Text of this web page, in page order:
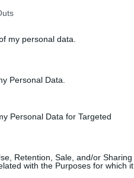
my personal data.
Personal Data.
Personal Data for Targeted
Retention, Sale, and/or Sharing
with the Purposes for which it
a korábban
papírlapot…” – tette hozzá.
,görcsösség